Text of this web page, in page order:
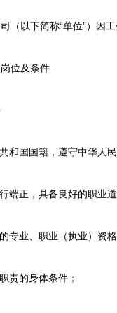
（以下简称“单位”）因
位及条件
国国籍，遵守中华人民
正，具备良好的职业道
业、职业（执业）资格
的身体条件；